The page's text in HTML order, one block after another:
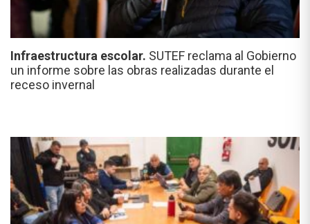
Infraestructura escolar. SUTEF reclama al Gobierno
un informe sobre las obras realizadas durante el
receso invernal